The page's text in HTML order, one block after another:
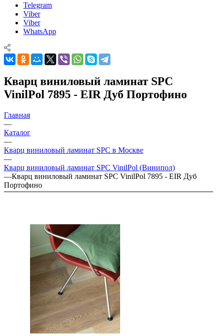
Telegram
Viber
Viber
WhatsApp
Кварц виниловый ламинат SPC
VinilPol 7895 - EIR Дуб Портофино
Главная
—
Каталог
—
Кварц виниловый ламинат SPC в Москве
—
Кварц виниловый ламинат SPC VinilPol (Винипол)
—Кварц виниловый ламинат SPC VinilPol 7895 - EIR Дуб
Портофино